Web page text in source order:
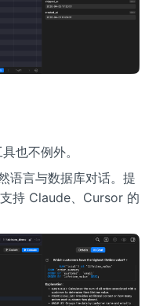
也不例外。
语言与数据库对话。提
持 Claude、Cursor 的